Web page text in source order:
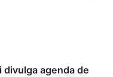
agenda de